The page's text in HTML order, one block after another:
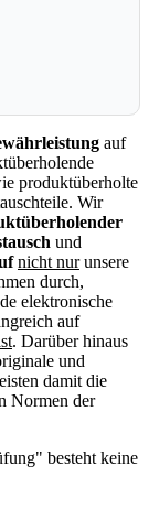
auf
produktüberholte
Wir
und
nicht nurunsere
durch,
elektronische
auf
. Darüber hinaus
und
damit die
Normen der
besteht keine